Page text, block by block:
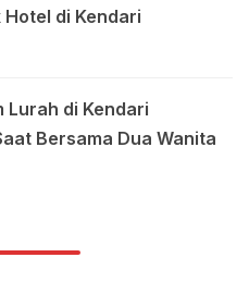
Hotel di Kendari
Lurah di Kendari
Bersama Dua Wanita